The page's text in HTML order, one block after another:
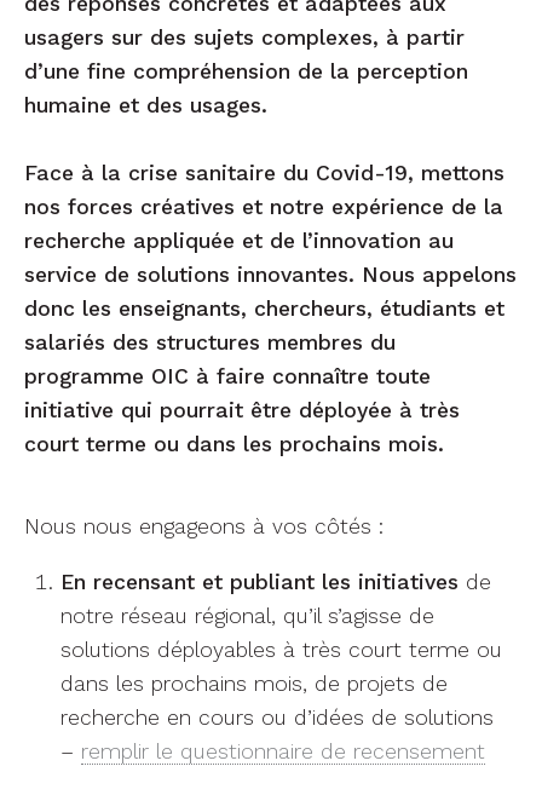
usagers sur des sujets complexes, à partir
d’une fine compréhension de la perception
humaine et des usages.
Face à la crise sanitaire du Covid-19, mettons
nos forces créatives et notre expérience de la
recherche appliquée et de l’innovation au
service de solutions innovantes. Nous appelons
donc les enseignants, chercheurs, étudiants et
salariés des structures membres du
programme OIC à faire connaître toute
initiative qui pourrait être déployée à très
court terme ou dans les prochains mois.
Nous nous engageons à vos côtés :
En recensant et publiant les initiatives de
notre réseau régional, qu’il s’agisse de
solutions déployables à très court terme ou
dans les prochains mois, de projets de
recherche en cours ou d’idées de solutions
– remplir le questionnaire de recensement